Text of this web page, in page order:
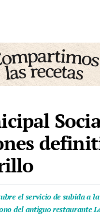
el servicio de subida a
del antiguo